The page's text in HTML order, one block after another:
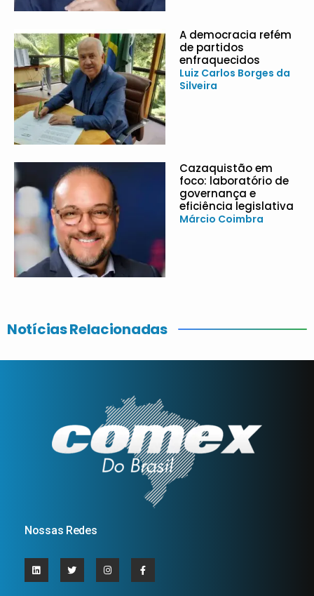
A democracia refém
de partidos
enfraquecidos
Luiz Carlos Borges da
Silveira
Cazaquistão em
foco: laboratório de
governança e
eficiência legislativa
Márcio Coimbra
Notícias Relacionadas
Nossas Redes